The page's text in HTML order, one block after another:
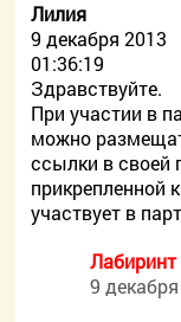
Лилия
9 декабря 2013
01:36:19
Здравствуйте.
При участии в
можно
ссылки в своей
прикрепленной
участвует в
Лабиринт
9